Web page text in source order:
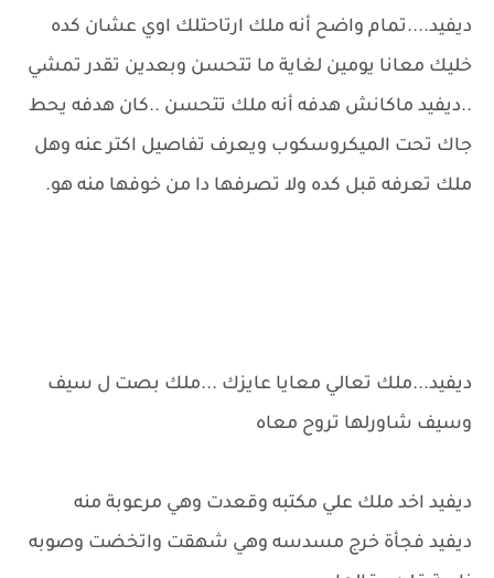
ديفيد....تمام واضح أنه ملك ارتاحتلك اوي عشان كده
خليك معانا يومين لغاية ما تتحسن وبعدين تقدر تمشي
..ديفيد ماكانش هدفه أنه ملك تتحسن ..كان هدفه يحط
جاك تحت الميكروسكوب ويعرف تفاصيل اكتر عنه وهل
ملك تعرفه قبل كده ولا تصرفها دا من خوفها منه هو.
ديفيد...ملك تعالي معايا عايزك ...ملك بصت ل سيف
وسيف شاورلها تروح معاه
ديفيد اخد ملك علي مكتبه وقعدت وهي مرعوبة منه
ديفيد فجأة خرج مسدسه وهي شهقت واتخضت وصوبه